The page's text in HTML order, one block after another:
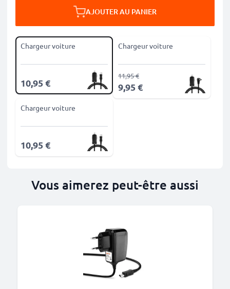
AJOUTER AU PANIER
Chargeur voiture
10,95 €
Chargeur voiture
9,95 €
11,95 €
Chargeur voiture
10,95 €
Vous aimerez peut-être aussi